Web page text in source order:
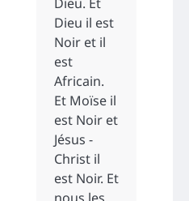
Dieu il est
Noir et il
est
Africain.
Et Moïse il
est Noir et
Jésus -
Christ il
est Noir. Et